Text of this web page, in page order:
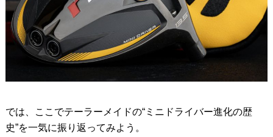
では、ここでテーラーメイドの“ミニドライバー進化の歴
史”を一気に振り返ってみよう。